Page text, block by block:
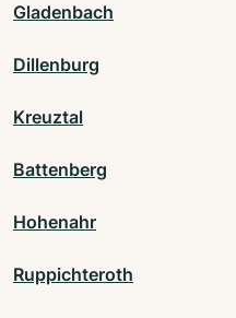
Gladenbach
Dillenburg
Kreuztal
Battenberg
Hohenahr
Ruppichteroth